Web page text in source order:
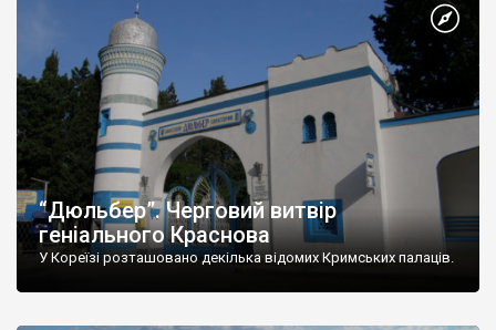
“Дюльбер”. Черговий витвір
геніального Краснова
У Кореїзі розташовано декілька відомих Кримських палаців.